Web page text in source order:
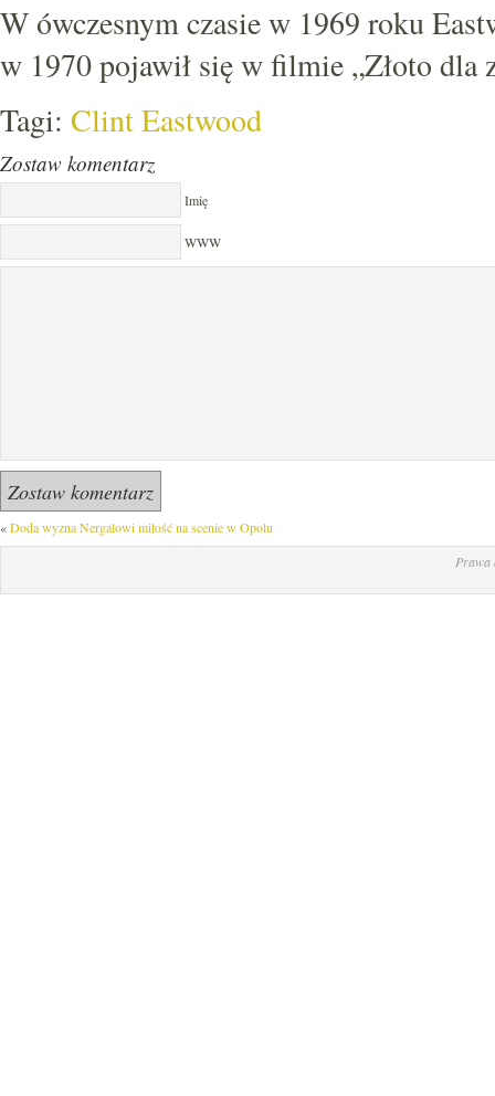
W ówczesnym czasie w 1969 roku
w 1970 pojawił się w filmie „Złoto dla
Tagi: Clint Eastwood
Zostaw komentarz
Imię
WWW
«Doda wyzna Nergalowi miłość na scenie w Opolu